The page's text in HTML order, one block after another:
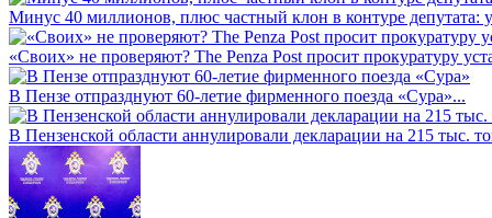
Минус 40 миллионов, плюс частный клон в контуре депутата:
«Своих» не проверяют? The Penza Post просит прокуратуру
В Пензе отпразднуют 60-летие фирменного поезда «Сура»...
В Пензенской области аннулировали декларации на 215 тыс.